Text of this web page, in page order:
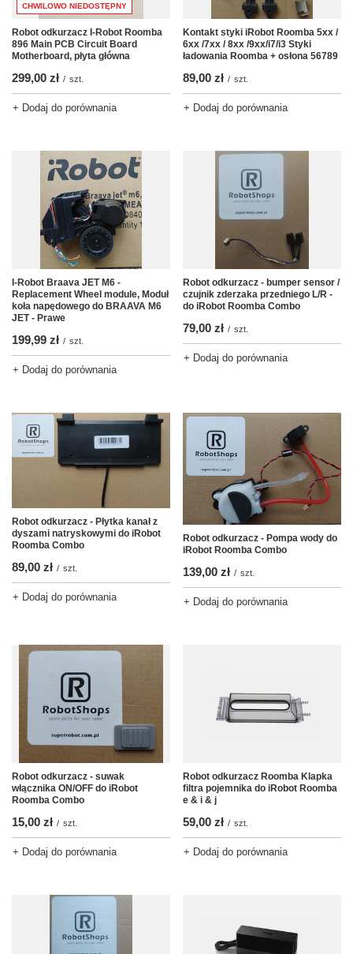
CHWILOWO NIEDOSTĘPNY
Robot odkurzacz I-Robot Roomba
896 Main PCB Circuit Board
Motherboard, płyta główna
299,00 zł / szt.
+ Dodaj do porównania
Kontakt styki iRobot Roomba 5xx /
6xx /7xx / 8xx /9xx/i7/i3 Styki
ładowania Roomba + osłona 56789
89,00 zł / szt.
+ Dodaj do porównania
I-Robot Braava JET M6 -
Replacement Wheel module, Moduł
koła napędowego do BRAAVA M6
JET - Prawe
199,99 zł / szt.
+ Dodaj do porównania
Robot odkurzacz - bumper sensor /
czujnik zderzaka przedniego L/R -
do iRobot Roomba Combo
79,00 zł / szt.
+ Dodaj do porównania
Robot odkurzacz - Płytka kanał z
dyszami natryskowymi do iRobot
Roomba Combo
89,00 zł / szt.
+ Dodaj do porównania
Robot odkurzacz - Pompa wody do
iRobot Roomba Combo
139,00 zł / szt.
+ Dodaj do porównania
Robot odkurzacz - suwak
włącznika ON/OFF do iRobot
Roomba Combo
15,00 zł / szt.
+ Dodaj do porównania
Robot odkurzacz Roomba Klapka
filtra pojemnika do iRobot Roomba
e & i & j
59,00 zł / szt.
+ Dodaj do porównania